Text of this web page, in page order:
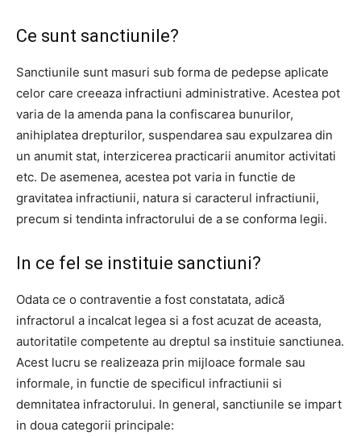
Ce sunt sanctiunile?
Sanctiunile sunt masuri sub forma de pedepse aplicate
celor care creeaza infractiuni administrative. Acestea pot
varia de la amenda pana la confiscarea bunurilor,
anihiplatea drepturilor, suspendarea sau expulzarea din
un anumit stat, interzicerea practicarii anumitor activitati
etc. De asemenea, acestea pot varia in functie de
gravitatea infractiunii, natura si caracterul infractiunii,
precum si tendinta infractorului de a se conforma legii.
In ce fel se instituie sanctiuni?
Odata ce o contraventie a fost constatata, adică
infractorul a incalcat legea si a fost acuzat de aceasta,
autoritatile competente au dreptul sa instituie sanctiunea.
Acest lucru se realizeaza prin mijloace formale sau
informale, in functie de specificul infractiunii si
demnitatea infractorului. In general, sanctiunile se impart
in doua categorii principale: